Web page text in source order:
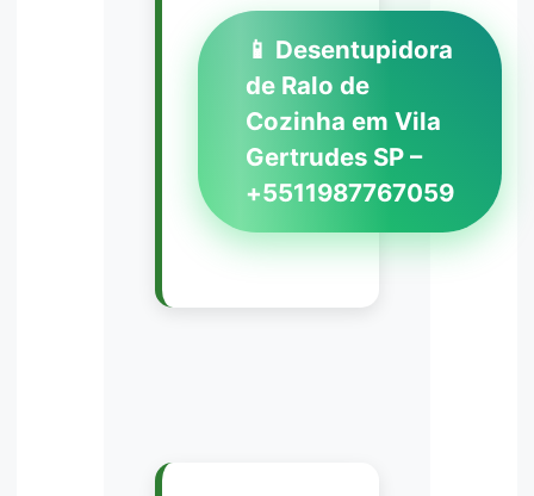
📱 Desentupidora
de Ralo de
Cozinha em Vila
Gertrudes SP –
+5511987767059